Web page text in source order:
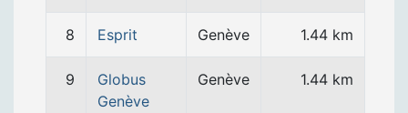
8 Esprit Genève 1.44 km
9
Globus
Genève
Genève 1.44 km